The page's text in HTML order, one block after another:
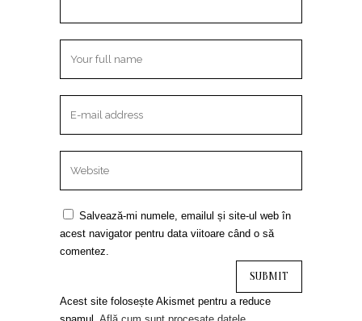
Salvează-mi numele, emailul și site-ul web în
acest navigator pentru data viitoare când o să
comentez.
Acest site folosește Akismet pentru a reduce